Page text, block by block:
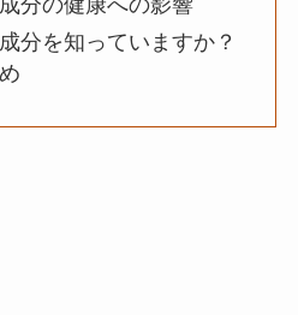
分の健康への影響
分を知っていますか？